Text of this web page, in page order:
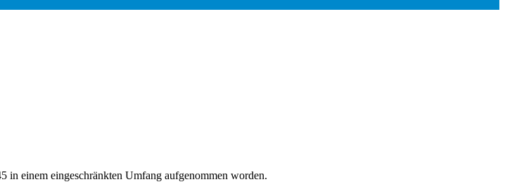
in einem eingeschränkten Umfang aufgenommen worden.